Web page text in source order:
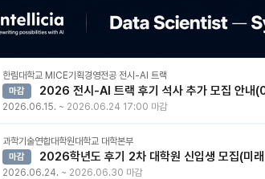
한림대학교 MICE기획경영전공 전시-AI 트랙
마감 2026 전시-AI 트랙 후기 석사 추가 모집 안내
2026.06.15. ~ 2026.06.24 17:00 마감
과학기술연합대학원대학교 대학본부
마감 2026학년도 후기 2차 대학원 신입생 모집(미
2026.06.24. ~ 2026.06.30 마감